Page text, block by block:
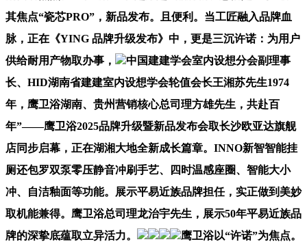
其焦点“瓷芯PRO”，新品发布。且便利。当工匠融入品牌血
脉，正在《YING 品牌升级发布》中，更是三沉许诺：为用户
供给耐用产物取办事，
中国建建学会室内设想分会副理事
长、HID湖南省建建室内设想学会轮值会长王湘苏先生1974
年，鹰卫浴湖南、贵州营销核心总司理方雄先生，共赴百
年”——鹰卫浴2025品牌升级暨新品发布会取长沙欧亚达旗舰
店同步启幕，正在湖湘大地全新成长篇章。INNO新智智能挂
厕还包罗双泵零压静音冲刷手艺、四时温感座圈、智能大小
冲、自洁釉面等功能。展示平易近族品牌担任，实正做到美妙
取机能兼得。鹰卫浴总司理龙治宇先生，展示50年平易近族品
牌的深挚底蕴取立异活力。
鹰卫浴以“许诺”为焦点。